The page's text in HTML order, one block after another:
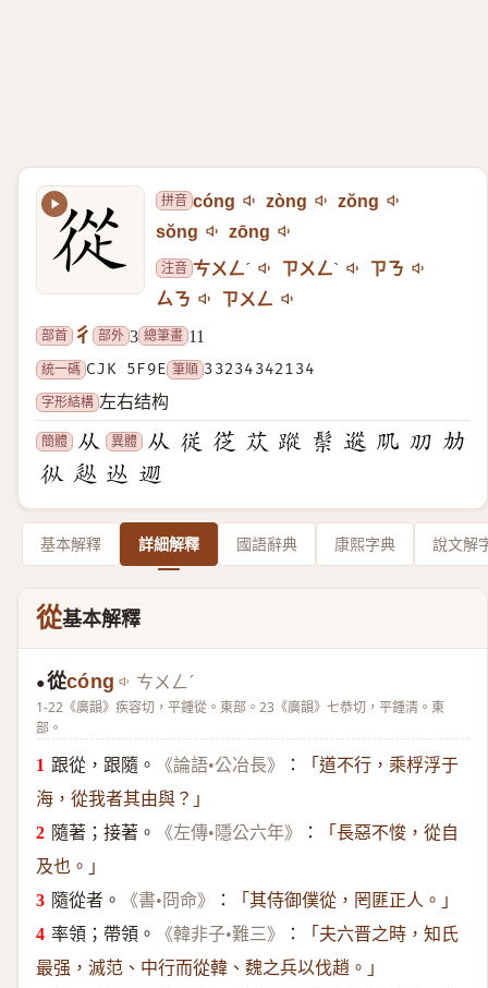
拼音 cóng zòng
zŏng
sŏng
zōng
注音 ㄘㄨㄥˊ ㄗㄨㄥˋ
ㄗㄋ
ㄙㄋ
ㄗㄨㄥ
部首 彳 部外 3 總筆畫 11
統一碼 CJK 5F9E 筆順 33234342134
字形結構 左右结构
簡體 異體
基本解釋 詳細解釋 國語辭典 康熙字典 說文解
從基本解釋
●從cóng
ㄘㄨㄥˊ
1-22《廣韻》疾容切，平鍾從。東部。23《廣韻》七恭切，平鍾清。東
部。
跟從，跟隨。 《論語•公冶長》 ：
「道不行，乘桴浮于
海，從我者其由與？」
隨著；接著。 《左傳•隱公六年》 ：
「長惡不悛，從自
及也。」
隨從者。 《書•冏命》 ： 「其侍御僕從，罔匪正人。」
率領；帶領。 《韓非子•難三》 ：
「夫六晋之時，知氏
最强，滅范、中行而從韓、魏之兵以伐趙。」